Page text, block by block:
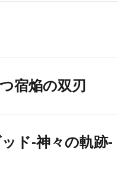
宿焔の双刃
ド-神々の軌跡-